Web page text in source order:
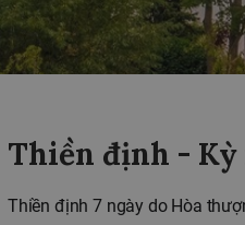
Thiền định - Kỳ
Thiền định 7 ngày do Hòa